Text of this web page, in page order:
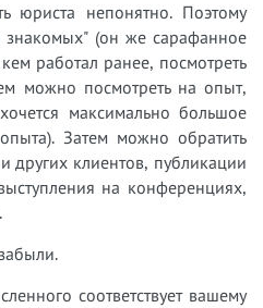
юриста непонятно. Поэтому
знакомых" (он же сарафанное
работал ранее, посмотреть
можно посмотреть на опыт,
максимально большое
Затем можно обратить
других клиентов, публикации
на конференциях,
соответствует вашему